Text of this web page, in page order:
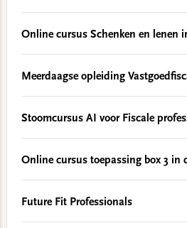
Online cursus Schenken en lenen
Meerdaagse opleiding
Stoomcursus AI voor Fiscale
Online cursus toepassing box 3 in
Future Fit Professionals